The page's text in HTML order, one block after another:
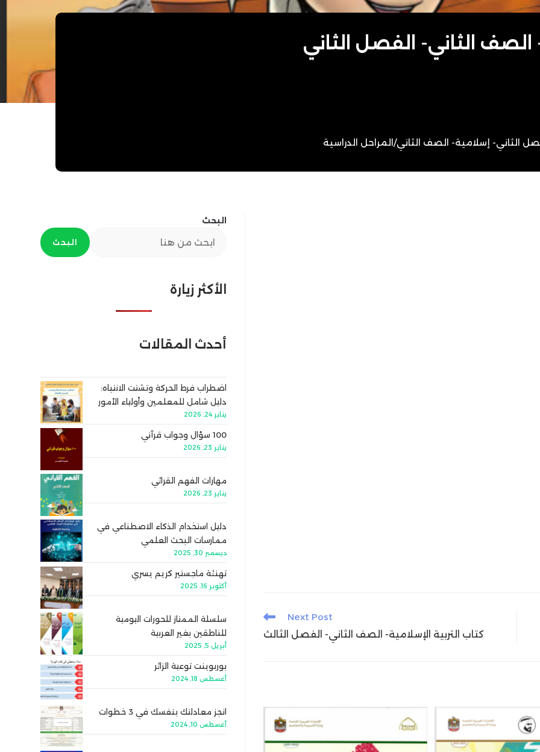
الصف الثاني- الفصل الثاني
الثاني- إسلامية- الصف الثاني/المراحل الدراسية
Next Post
كتاب التربية الإسلامية- الصف الثاني- الفصل الثالث
البحث
البحث
الأكثر زيارة
أحدث المقالات
اضطراب فرط الحركة وتشتت الانتباه:
دليل شامل للمعلمين وأولياء الأمور
يناير 24, 2026
100 سؤال وجواب قرآني
يناير 23, 2026
مهارات الفهم القرائي
يناير 23, 2026
دليل استخدام الذكاء الاصطناعي في
ممارسات البحث العلمي
ديسمبر 30, 2025
تهنئة ماجستير كريم يسري
أكتوبر 16, 2025
سلسلة الممتاز للحورات اليومية
للناطقين بغير العربية
أبريل 5, 2025
بوربوينت توعية الزائر
أغسطس 18, 2024
انجز معادلتك بنفسك في 3 خطوات
أغسطس 10, 2024